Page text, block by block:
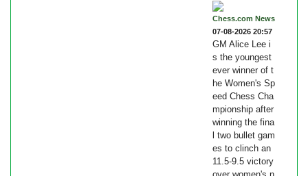
Chess.com News
07-08-2026 20:57
GM Alice Lee i
s the youngest
ever winner of t
he Women's Sp
eed Chess Cha
mpionship after
winning the fina
l two bullet gam
es to clinch an
11.5-9.5 victory